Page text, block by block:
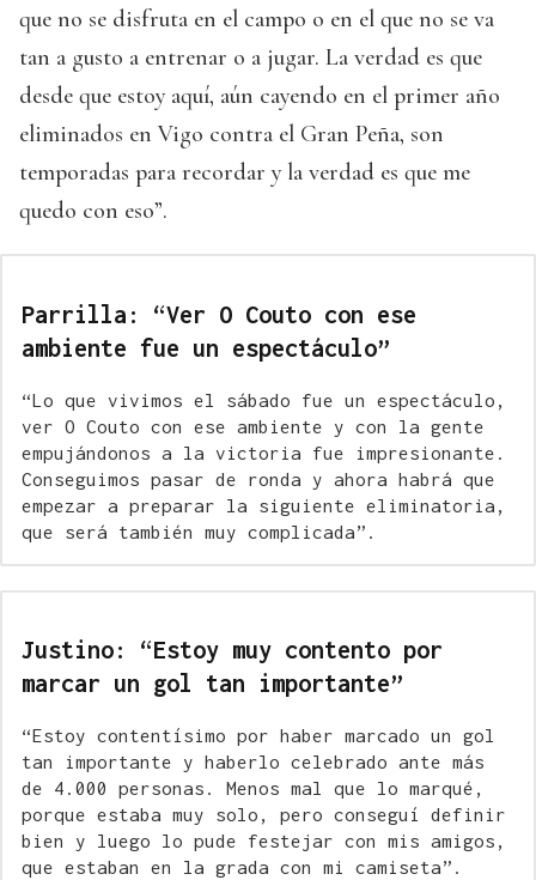
que no se disfruta en el campo o en el que no se va
tan a gusto a entrenar o a jugar. La verdad es que
desde que estoy aquí, aún cayendo en el primer año
eliminados en Vigo contra el Gran Peña, son
temporadas para recordar y la verdad es que me
quedo con eso”.
Parrilla: “Ver O Couto con ese
ambiente fue un espectáculo”
“Lo que vivimos el sábado fue un espectáculo,
ver O Couto con ese ambiente y con la gente
empujándonos a la victoria fue impresionante.
Conseguimos pasar de ronda y ahora habrá que
empezar a preparar la siguiente eliminatoria,
que será también muy complicada”.
Justino: “Estoy muy contento por
marcar un gol tan importante”
“Estoy contentísimo por haber marcado un gol
tan importante y haberlo celebrado ante más
de 4.000 personas. Menos mal que lo marqué,
porque estaba muy solo, pero conseguí definir
bien y luego lo pude festejar con mis amigos,
que estaban en la grada con mi camiseta”.